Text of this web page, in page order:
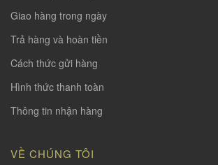
Giao hàng trong ngày
Trả hàng và hoàn tiền
Cách thức gửi hàng
Hình thức thanh toàn
Thông tin nhận hàng
VỀ CHÚNG TÔI